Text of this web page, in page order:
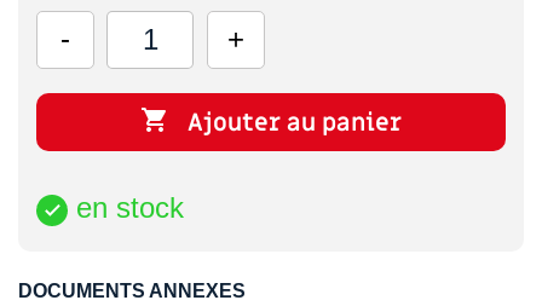
 Ajouter au panier
 en stock
DOCUMENTS ANNEXES